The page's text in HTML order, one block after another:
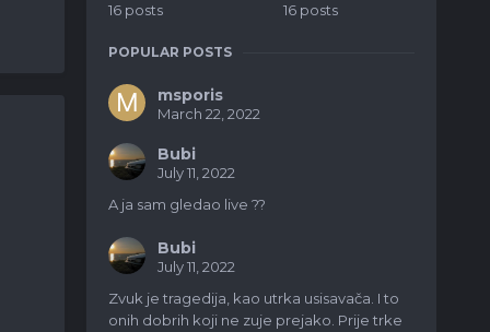
16 posts
16 posts
POPULAR POSTS
msporis
March 22, 2022
Bubi
July 11, 2022
A ja sam gledao live ??
Bubi
July 11, 2022
Zvuk je tragedija, kao utrka usisavača. I to
onih dobrih koji ne zuje prejako. Prije trke